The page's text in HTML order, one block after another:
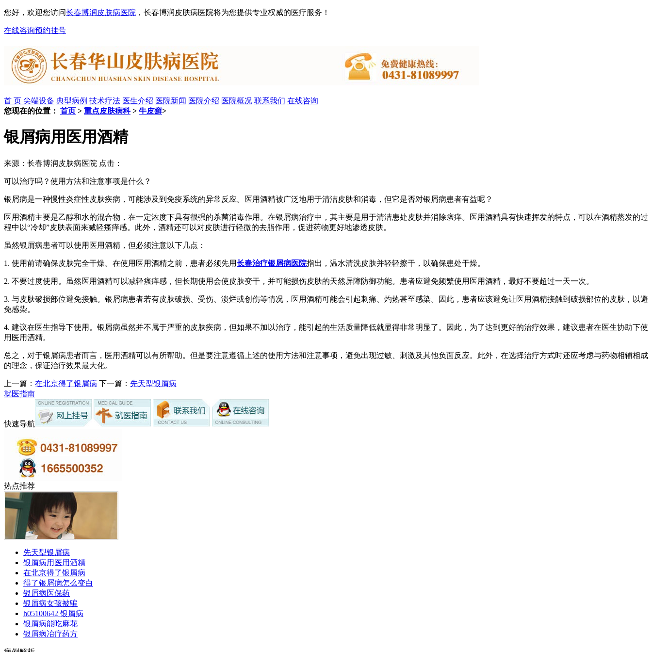
您好，欢迎您访问长春博润皮肤病医院 ，长春博润皮肤病医院将为您提供专业权威的医疗服务！
在线咨询预约挂号
首 页 尖端设备 典型病例 技术疗法 医生介绍 医院新闻 医院介绍 医院概况 联系我们 在线咨询
您现在的位置： 首页 > 重点皮肤病科> 牛皮癣>
银屑病用医用酒精
来源：长春博润皮肤病医院 点击：
可以治疗吗？使用方法和注意事项是什么？
银屑病是一种慢性炎症性皮肤疾病，可能涉及到免疫系统的异常反应。医用酒精被广泛地用于清洁皮肤和消毒，但它是否对银屑病患者有益呢？
医用酒精主要是乙醇和水的混合物，在一定浓度下具有很强的杀菌消毒作用。在银屑病治疗中，其主要是用于清洁患处皮肤并消除瘙痒。医用酒精具有快速挥发的特点，可以在酒精蒸发的过
程中以“冷却”皮肤表面来减轻瘙痒感。此外，酒精还可以对皮肤进行轻微的去脂作用，促进药物更好地渗透皮肤。
虽然银屑病患者可以使用医用酒精，但必须注意以下几点：
1. 使用前请确保皮肤完全干燥。在使用医用酒精之前，患者必须先用长春治疗银屑病医院指出，温水清洗皮肤并轻轻擦干，以确保患处干燥。
2. 不要过度使用。虽然医用酒精可以减轻瘙痒感，但长期使用会使皮肤变干，并可能损伤皮肤的天然屏障防御功能。患者应避免频繁使用医用酒精，最好不要超过一天一次。
3. 与皮肤破损部位避免接触。银屑病患者若有皮肤破损、受伤、溃烂或创伤等情况，医用酒精可能会引起刺痛、灼热甚至感染。因此，患者应该避免让医用酒精接触到破损部位的皮肤，以避
免感染。
4. 建议在医生指导下使用。银屑病虽然并不属于严重的皮肤疾病，但如果不加以治疗，能引起的生活质量降低就显得非常明显了。因此，为了达到更好的治疗效果，建议患者在医生协助下使
用医用酒精。
总之，对于银屑病患者而言，医用酒精可以有所帮助。但是要注意遵循上述的使用方法和注意事项，避免出现过敏、刺激及其他负面反应。此外，在选择治疗方式时还应考虑与药物相辅相成
的理念，保证治疗效果最大化。
上一篇： 在北京得了银屑病 下一篇： 先天型银屑病
就医指南
快速导航
热点推荐
先天型银屑病
银屑病用医用酒精
在北京得了银屑病
得了银屑病怎么变白
银屑病医保药
银屑病女孩被骗
h05100642 银屑病
银屑病能吃麻花
银屑病冶疗药方